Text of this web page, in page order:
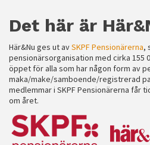
Det här är
Här&Nu ges ut avSKPF Pensionärerna,
pensionärsorganisation med cirka 155
öppet för alla som har någon form av
maka/make/samboende/registrerad
medlemmar i SKPF Pensionärerna får
om året.